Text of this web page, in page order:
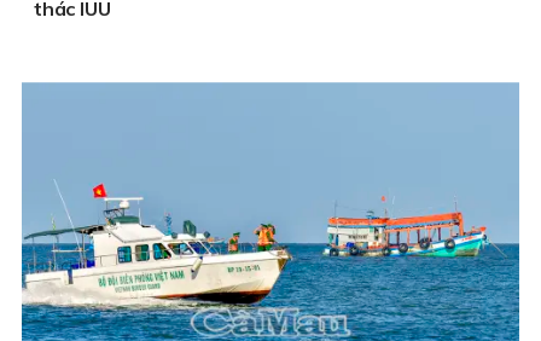
thác IUU